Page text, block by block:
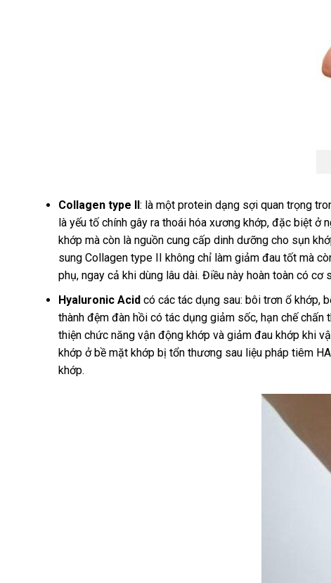
Collagen type II: là một protein dạng sợi quan trọng
là yếu tố chính gây ra thoái hóa xương khớp, đặc biệt ở
khớp mà còn là nguồn cung cấp dinh dưỡng cho sụn
sung Collagen type II không chỉ làm giảm đau tốt mà
phụ, ngay cả khi dùng lâu dài. Điều này hoàn toàn có
Hyaluronic Acidcó các tác dụng sau: bôi trơn ổ khớp,
thành đệm đàn hồi có tác dụng giảm sốc, hạn chế
thiện chức năng vận động khớp và giảm đau khớp khi
khớp ở bề mặt khớp bị tổn thương sau liệu pháp tiêm
khớp.